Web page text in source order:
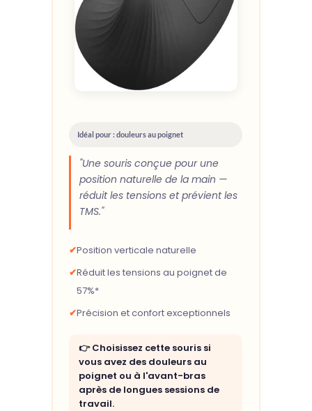
Idéal pour : douleurs au poignet
"Une souris conçue pour une
position naturelle de la main —
réduit les tensions et prévient les
TMS."
✔Position verticale naturelle
✔Réduit les tensions au poignet de
57%*
✔Précision et confort exceptionnels
👉 Choisissez cette souris si
vous avez des douleurs au
poignet ou à l'avant-bras
après de longues sessions de
travail.